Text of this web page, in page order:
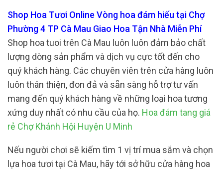
Shop Hoa Tươi Online Vòng hoa đám hiếu tại Chợ
Phường 4 TP Cà Mau Giao Hoa Tận Nhà Miễn Phí
Shop hoa tuoi trên Cà Mau luôn luôn đảm bảo chất
lượng dòng sản phẩm và dịch vụ cực tốt đến cho
quý khách hàng. Các chuyên viên trên cửa hàng luôn
luôn thân thiện, đon đả và sẵn sàng hỗ trợ tư vấn
mang đến quý khách hàng về những loại hoa tương
xứng duy nhất có nhu cầu của họ. Hoa đám tang giá
rẻ Chợ Khánh Hội Huyện U Minh
Nếu người chơi sẽ kiếm tìm 1 vị trí mua sắm và chọn
lựa hoa tươi tại Cà Mau, hãy tới sở hữu cửa hàng hoa